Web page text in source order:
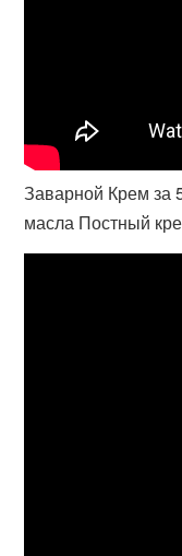
Заварной Крем за
масла Постный